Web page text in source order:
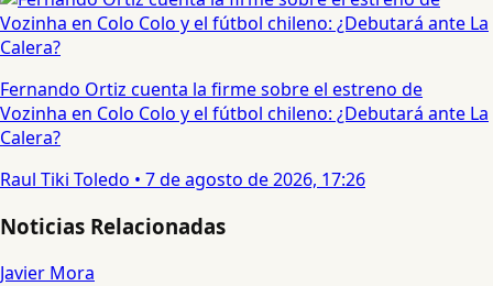
Fernando Ortiz cuenta la firme sobre el estreno de
Vozinha en Colo Colo y el fútbol chileno: ¿Debutará ante La
Calera?
Raul Tiki Toledo • 7 de agosto de 2026, 17:26
Noticias Relacionadas
Javier Mora